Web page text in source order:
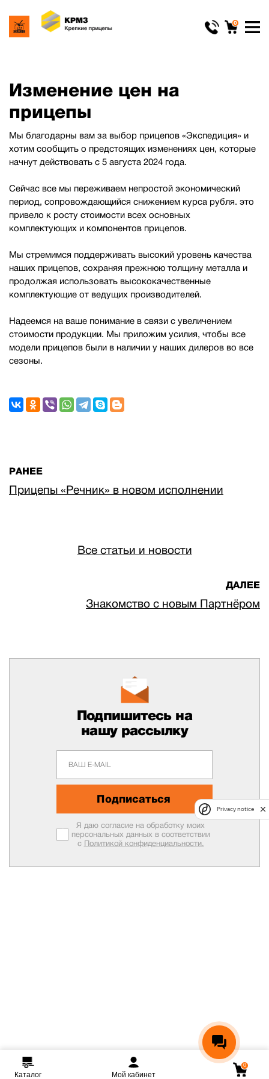
0
Изменение цен на
прицепы
Мы благодарны вам за выбор прицепов «Экспедиция» и
хотим сообщить о предстоящих изменениях цен, которые
начнут действовать с 5 августа 2024 года.
Сейчас все мы переживаем непростой экономический
период, сопровождающийся снижением курса рубля. это
привело к росту стоимости всех основных
комплектующих и компонентов прицепов.
Мы стремимся поддерживать высокий уровень качества
наших прицепов, сохраняя прежнюю толщину металла и
продолжая использовать высококачественные
комплектующие от ведущих производителей.
Надеемся на ваше понимание в связи с увеличением
стоимости продукции. Мы приложим усилия, чтобы все
модели прицепов были в наличии у наших дилеров во все
сезоны.
РАНЕЕ
Прицепы «Речник» в новом исполнении
Все статьи и новости
ДАЛЕЕ
Знакомство с новым Партнёром
Подпишитесь на
нашу рассылку
Подписаться
Я даю согласие на обработку моих
персональных данных в соответствии
с Политикой конфиденциальности.
Каталог Мой кабинет
0
Privacy notice